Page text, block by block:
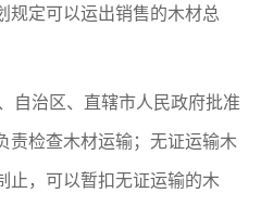
规定可以运出销售的木材总
治区、直辖市人民政府批准
责检查木材运输；无证运输木
止，可以暂扣无证运输的木